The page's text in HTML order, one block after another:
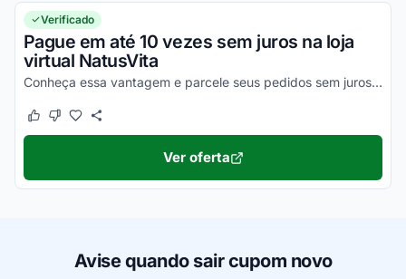
Verificado
Pague em até 10 vezes sem juros na loja
virtual NatusVita
Conheça essa vantagem e parcele seus pedidos sem juros no cartão de crédito. Consulte condições no site e desfrute.
Este cupom funcionou
Este cupom não funcionou
Ver oferta
Avise quando sair cupom novo